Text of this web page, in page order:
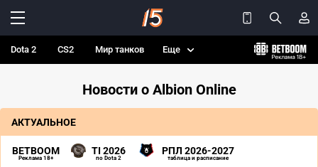
Dota 2 CS2 Мир танков Еще
Новости о Albion Online
АКТУАЛЬНОЕ
BETBOOM
Реклама 18+
TI 2026
по Dota 2
РПЛ 2026-2027
таблица и расписание